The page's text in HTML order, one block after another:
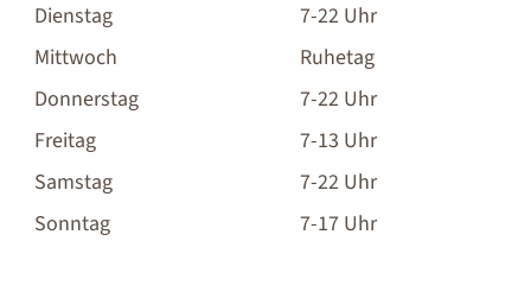
Dienstag
7-22 Uhr
Mittwoch
Ruhetag
Donnerstag
7-22 Uhr
Freitag
7-13 Uhr
Samstag
7-22 Uhr
Sonntag
7-17 Uhr